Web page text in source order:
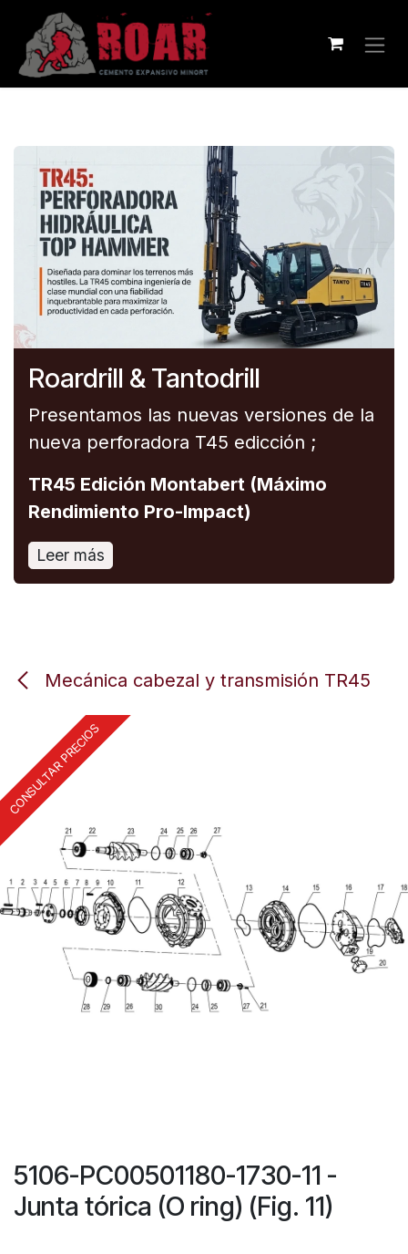
Ir al contenido
Roardrill & Tantodrill
Presentamos las nuevas versiones de la
nueva perforadora T45 edicción ;
TR45 Edición Montabert (Máximo
Rendimiento Pro-Impact)
Leer más
Mecánica cabezal y transmisión TR45
CONSULTAR PRECIOS
5106-PC00501180-1730-11 -
Junta tórica (O ring) (Fig. 11)